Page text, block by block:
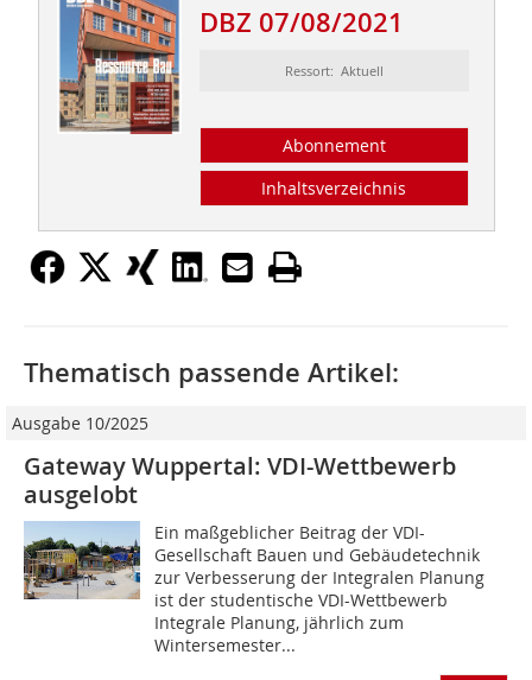
DBZ 07/08/2021
Ressort: Aktuell
Abonnement
Inhaltsverzeichnis
Thematisch passende Artikel:
Ausgabe 10/2025
Gateway Wuppertal: VDI-Wettbewerb
ausgelobt
Ein maßgeblicher Beitrag der VDI-
Gesellschaft Bauen und Gebäudetechnik
zur Verbesserung der Integralen Planung
ist der studentische VDI-Wettbewerb
Integrale Planung, jährlich zum
Wintersemester...